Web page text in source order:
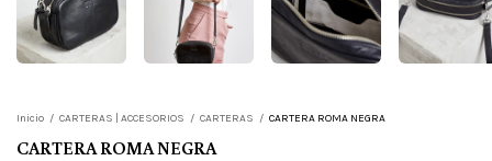
Inicio / CARTERAS | ACCESORIOS / CARTERAS / CARTERA ROMA NEGRA
CARTERA ROMA NEGRA